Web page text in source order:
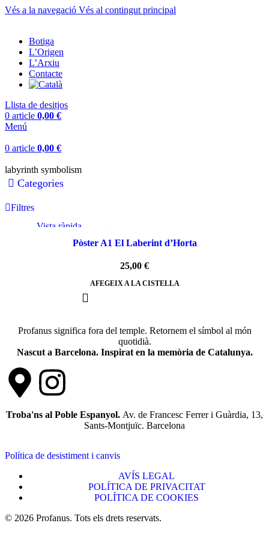
Vés a la navegació Vés al contingut principal
Botiga
L’Origen
L’Arxiu
Contacte
Llista de desitjos
0 article 0,00 €
Menú
0 article 0,00 €
labyrinth symbolism
Categories
Filtres
Vista ràpida
Afegeix a la llista de desitjosPòster A1 El Laberint d’Horta
25,00 €
AFEGEIX A LA CISTELLA
Profanus significa fora del temple. Retornem el símbol al món
quotidià.
Nascut a Barcelona. Inspirat en la memòria de Catalunya.
Troba'ns al Poble Espanyol. Av. de Francesc Ferrer i Guàrdia, 13,
Sants-Montjuïc. Barcelona
Política de desistiment i canvis
AVÍS LEGAL
POLÍTICA DE PRIVACITAT
POLÍTICA DE COOKIES
© 2026 Profanus. Tots els drets reservats.